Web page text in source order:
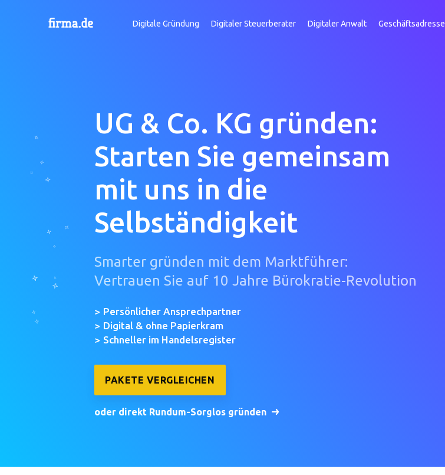
Digitale Gründung Digitaler Steuerberater Digitaler Anwalt Geschäftsadresse
UG & Co. KG gründen:
Starten Sie gemeinsam
mit uns in die
Selbständigkeit
Smarter gründen mit dem Marktführer:
Vertrauen Sie auf 10 Jahre Bürokratie-Revolution
Persönlicher Ansprechpartner
Digital & ohne Papierkram
Schneller im Handelsregister
PAKETE VERGLEICHEN
oder direkt Rundum-Sorglos gründen